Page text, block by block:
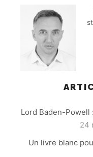
Lord Baden-Powell
24
Un livre blanc